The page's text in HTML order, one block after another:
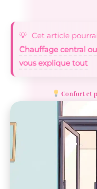
Cet article
Chauffage central
vous explique tout
Confort et